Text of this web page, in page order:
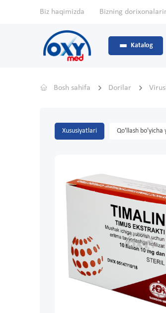
Biz haqimizda Bizning
Katalog
Bosh sahifa Dorilar
Xususiyatlari Qo'llash bo'yicha